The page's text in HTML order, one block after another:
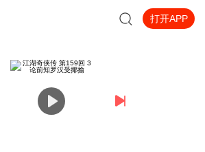
打开APP